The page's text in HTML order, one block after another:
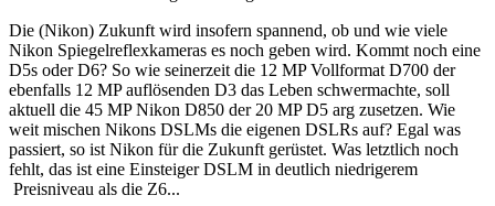
Die (Nikon) Zukunft wird insofern spannend, ob und wie viele
Nikon Spiegelreflexkameras es noch geben wird. Kommt noch eine
D5s oder D6? So wie seinerzeit die 12 MP Vollformat D700 der
ebenfalls 12 MP auflösenden D3 das Leben schwermachte, soll
aktuell die 45 MP Nikon D850 der 20 MP D5 arg zusetzen. Wie
weit mischen Nikons DSLMs die eigenen DSLRs auf? Egal was
passiert, so ist Nikon für die Zukunft gerüstet. Was letztlich noch
fehlt, das ist eine Einsteiger DSLM in deutlich niedrigerem
Preisniveau als die Z6...